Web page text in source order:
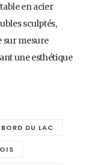
en acier
sculptés,
sur mesure
une esthétique
DU LAC